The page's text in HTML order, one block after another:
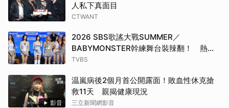
人私下真面目
CTWANT
2026 SBS歌謠大戰SUMMER／
BABYMONSTER幹練舞台裝辣翻！ 熱情
邀舞：跟我們一起跳
TVBS
影音
温嵐病後2個月首公開露面！敗血性休克搶
救11天 親揭健康現況
三立新聞網影音